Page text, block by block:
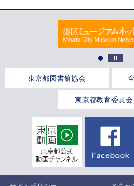
東京都図書館協会
東京都教育委員会